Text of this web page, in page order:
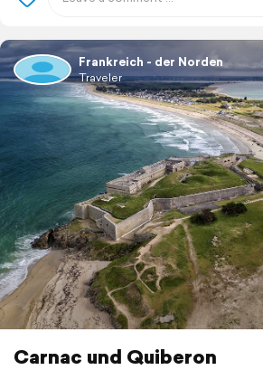
Frankreich - der Norden
Traveler
Carnac und Quiberon